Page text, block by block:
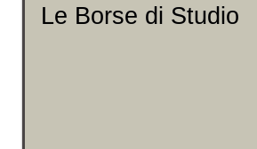
Le Borse di Studio